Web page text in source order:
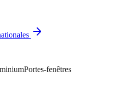
Portes-fenêtres